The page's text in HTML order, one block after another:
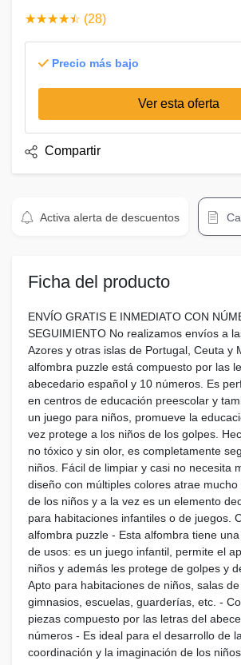
☆☆☆☆☆
★★★★★ (28)
Precio más bajo
Ver esta oferta
Compartir
Activa alerta de descuentos
Ficha del producto
ENVÍO GRATIS E INMEDIATO CON
SEGUIMIENTO No realizamos envíos a
Azores y otras islas de Portugal, Ceuta y
alfombra puzzle está compuesto por las
abecedario español y 10 números. Es
en centros de educación preescolar y
un juego para niños, promueve la
vez protege a los niños de los golpes.
no tóxico y sin olor, es completamente
niños. Fácil de limpiar y casi no necesita
diseño con múltiples colores atrae
de los niños y a la vez es un elemento
para habitaciones infantiles o de juegos.
alfombra puzzle - Esta alfombra tiene
de usos: es un juego infantil, permite el
niños y además les protege de golpes y
Apto para habitaciones de niños, salas de
gimnasios, escuelas, guarderías, etc. -
piezas compuesto por las letras del
números - Es ideal para el desarrollo de
coordinación y la imaginación de los